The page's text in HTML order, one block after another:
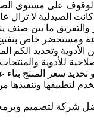
الصيدلية لا تزال
والتفريق ما بين صنف
الأدوية وتحديد الكم
سعر المنتج